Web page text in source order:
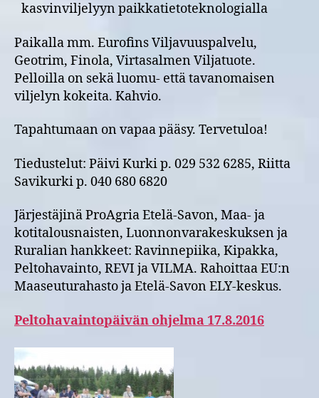
kasvinviljelyyn paikkatietoteknologialla
Paikalla mm. Eurofins Viljavuuspalvelu,
Geotrim, Finola, Virtasalmen Viljatuote.
Pelloilla on sekä luomu- että tavanomaisen
viljelyn kokeita. Kahvio.
Tapahtumaan on vapaa pääsy. Tervetuloa!
Tiedustelut: Päivi Kurki p. 029 532 6285, Riitta
Savikurki p. 040 680 6820
Järjestäjinä ProAgria Etelä-Savon, Maa- ja
kotitalousnaisten, Luonnonvarakeskuksen ja
Ruralian hankkeet: Ravinnepiika, Kipakka,
Peltohavainto, REVI ja VILMA. Rahoittaa EU:n
Maaseuturahasto ja Etelä-Savon ELY-keskus.
Peltohavaintopäivän ohjelma 17.8.2016